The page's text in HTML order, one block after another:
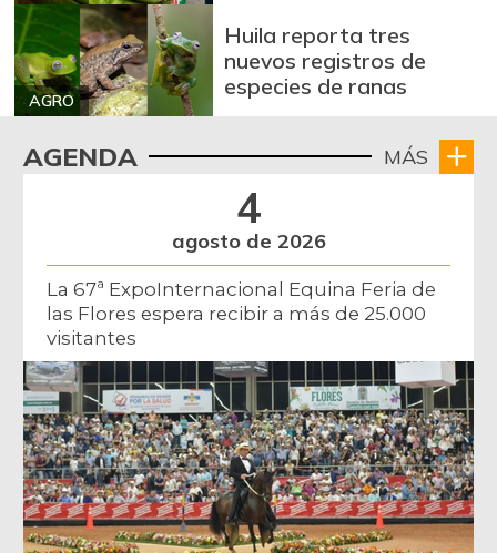
AGRO
Huila reporta tres
nuevos registros de
especies de ranas
AGENDA MÁS
4
agosto de 2026
La 67ª ExpoInternacional Equina Feria de
las Flores espera recibir a más de 25.000
visitantes